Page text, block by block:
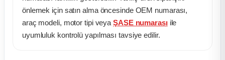
önlemek için satın alma öncesinde OEM numarası,
araç modeli, motor tipi veyaŞASE numarasıile
uyumluluk kontrolü yapılması tavsiye edilir.